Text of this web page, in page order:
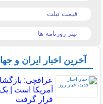
قیمت تبلت
تیتر روزنامه ها
آخرین اخبار ایران و
عراقچی:
آمریکا است |
قرار گرفت